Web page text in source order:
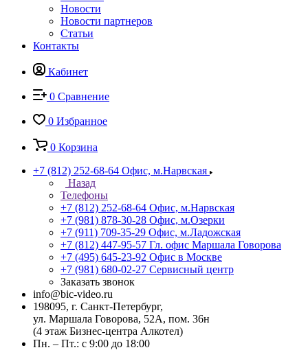
Новости
Новости партнеров
Статьи
Контакты
Кабинет
0 Сравнение
0 Избранное
0 Корзина
+7 (812) 252-68-64 Офис, м.Нарвская
Назад
Телефоны
+7 (812) 252-68-64 Офис, м.Нарвская
+7 (981) 878-30-28 Офис, м.Озерки
+7 (911) 709-35-29 Офис, м.Ладожская
+7 (812) 447-95-57 Гл. офис Маршала Говорова
+7 (495) 645-23-92 Офис в Москве
+7 (981) 680-02-27 Сервисный центр
Заказать звонок
info@bic-video.ru
198095, г. Санкт-Петербург,
ул. Маршала Говорова, 52А, пом. 36н
(4 этаж Бизнес-центра Алкотел)
Пн. – Пт.: с 9:00 до 18:00